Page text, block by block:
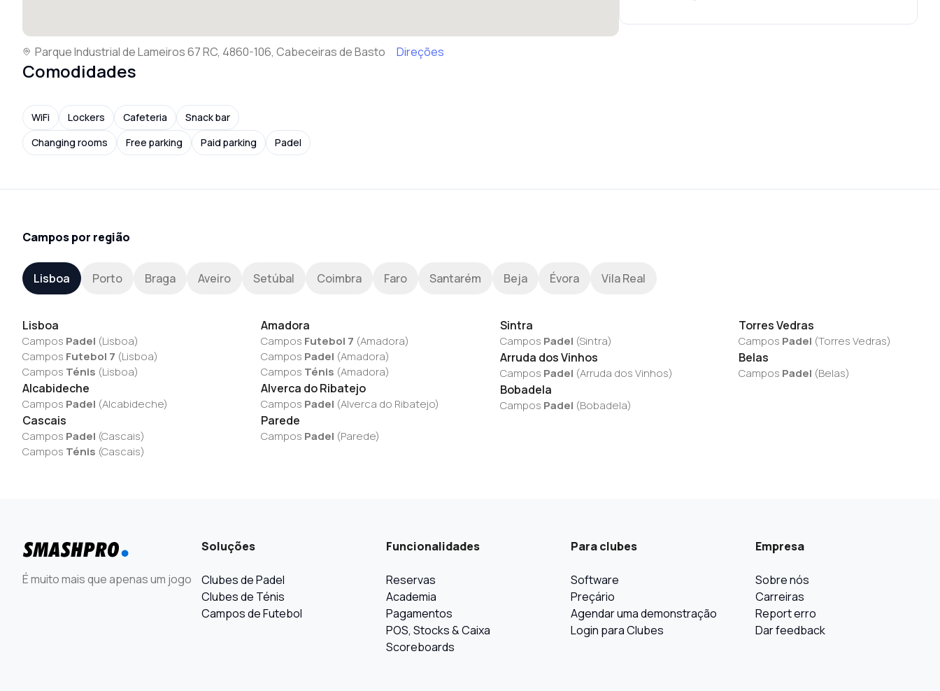
Parque Industrial de Lameiros 67 RC, 4860-106, Cabeceiras de Basto Direções
Comodidades
WiFi Lockers Cafeteria
Snack bar
Changing rooms
Free parking Paid parking Padel
Campos por região
Lisboa Porto Braga Aveiro Setúbal Coimbra Faro Santarém Beja Évora Vila Real
Lisboa
Campos Padel (Lisboa)
Campos Futebol 7 (Lisboa)
Campos Ténis (Lisboa)
Alcabideche
Campos Padel (Alcabideche)
Cascais
Campos Padel (Cascais)
Campos Ténis (Cascais)
Amadora
Campos Futebol 7 (Amadora)
Campos Padel (Amadora)
Campos Ténis (Amadora)
Alverca do Ribatejo
Campos Padel (Alverca do Ribatejo)
Parede
Campos Padel (Parede)
Sintra
Campos Padel (Sintra)
Arruda dos Vinhos
Campos Padel (Arruda dos Vinhos)
Bobadela
Campos Padel (Bobadela)
Torres Vedras
Campos Padel (Torres Vedras)
Belas
Campos Padel (Belas)
É muito mais que apenas um jogo
Soluções
Clubes de Padel
Clubes de Ténis
Campos de Futebol
Funcionalidades
Reservas
Academia
Pagamentos
POS, Stocks & Caixa
Scoreboards
Para clubes
Software
Preçário
Agendar uma demonstração
Login para Clubes
Empresa
Sobre nós
Carreiras
Report erro
Dar feedback